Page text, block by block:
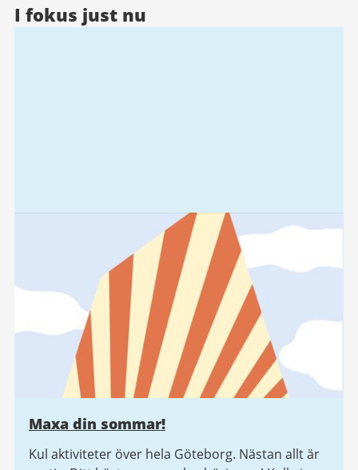
I fokus just nu
Maxa din sommar!
Kul aktiviteter över hela Göteborg. Nästan allt är